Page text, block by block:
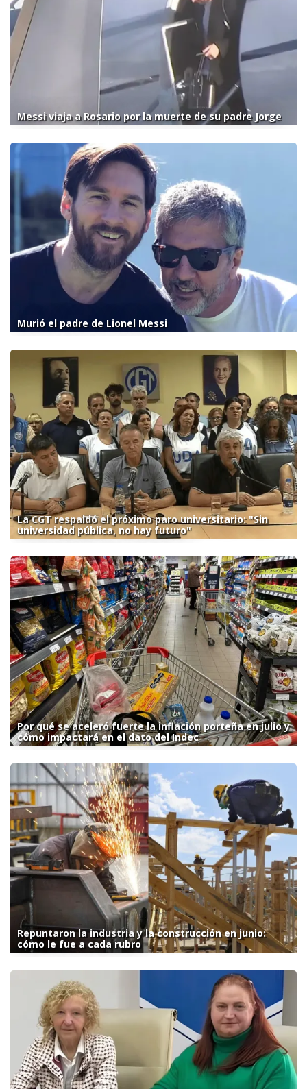
Messi viaja a Rosario por la muerte de su padre Jorge
Murió el padre de Lionel Messi
La CGT respaldó el próximo paro universitario: "Sin
universidad pública, no hay futuro"
Por qué se aceleró fuerte la inflación porteña en julio y
cómo impactará en el dato del Indec
Repuntaron la industria y la construcción en junio:
cómo le fue a cada rubro